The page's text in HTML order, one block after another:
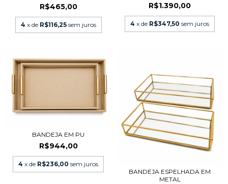
R$465,00
4 x de R$116,25 sem juros
R$1.390,00
4 x de R$347,50 sem juros
BANDEJA EM PU
R$944,00
4 x de R$236,00 sem juros
BANDEJA ESPELHADA EM
METAL